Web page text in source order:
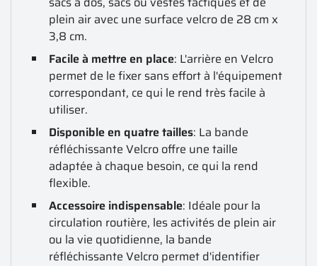
plein air avec une surface velcro de 28 cm x
3,8 cm.
Facile à mettre en place: L'arrière en Velcro
permet de le fixer sans effort à l'équipement
correspondant, ce qui le rend très facile à
utiliser.
Disponible en quatre tailles: La bande
réfléchissante Velcro offre une taille
adaptée à chaque besoin, ce qui la rend
flexible.
Accessoire indispensable: Idéale pour la
circulation routière, les activités de plein air
ou la vie quotidienne, la bande
réfléchissante Velcro permet d'identifier